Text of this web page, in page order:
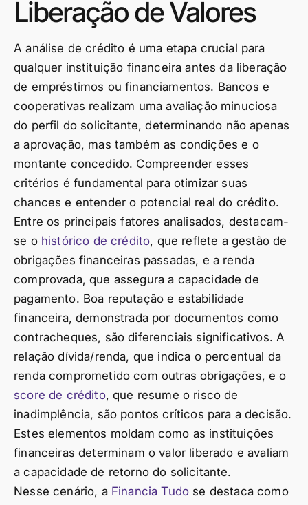
Liberação de Valores
A análise de crédito é uma etapa crucial para
qualquer instituição financeira antes da liberação
de empréstimos ou financiamentos. Bancos e
cooperativas realizam uma avaliação minuciosa
do perfil do solicitante, determinando não apenas
a aprovação, mas também as condições e o
montante concedido. Compreender esses
critérios é fundamental para otimizar suas
chances e entender o potencial real do crédito.
Entre os principais fatores analisados, destacam-
se o histórico de crédito, que reflete a gestão de
obrigações financeiras passadas, e a renda
comprovada, que assegura a capacidade de
pagamento. Boa reputação e estabilidade
financeira, demonstrada por documentos como
contracheques, são diferenciais significativos. A
relação dívida/renda, que indica o percentual da
renda comprometido com outras obrigações, e o
score de crédito, que resume o risco de
inadimplência, são pontos críticos para a decisão.
Estes elementos moldam como as instituições
financeiras determinam o valor liberado e avaliam
a capacidade de retorno do solicitante.
Nesse cenário, a Financia Tudo se destaca como